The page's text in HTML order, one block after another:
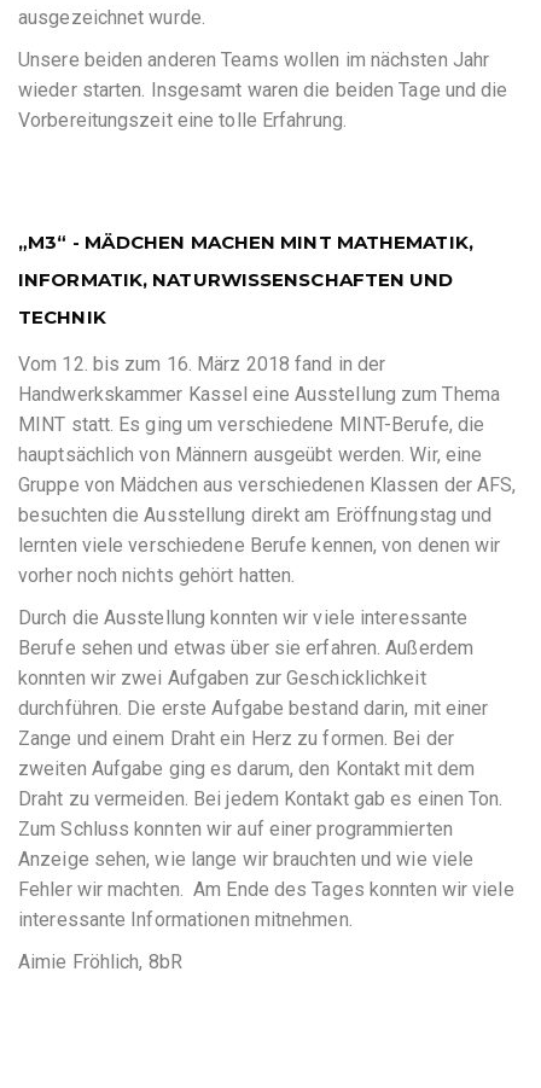
ausgezeichnet wurde.
Unsere beiden anderen Teams wollen im nächsten Jahr
wieder starten. Insgesamt waren die beiden Tage und die
Vorbereitungszeit eine tolle Erfahrung.
„M3“ - MÄDCHEN MACHEN MINT MATHEMATIK,
INFORMATIK, NATURWISSENSCHAFTEN UND
TECHNIK
Vom 12. bis zum 16. März 2018 fand in der
Handwerkskammer Kassel eine Ausstellung zum Thema
MINT statt. Es ging um verschiedene MINT-Berufe, die
hauptsächlich von Männern ausgeübt werden. Wir, eine
Gruppe von Mädchen aus verschiedenen Klassen der AFS,
besuchten die Ausstellung direkt am Eröffnungstag und
lernten viele verschiedene Berufe kennen, von denen wir
vorher noch nichts gehört hatten.
Durch die Ausstellung konnten wir viele interessante
Berufe sehen und etwas über sie erfahren. Außerdem
konnten wir zwei Aufgaben zur Geschicklichkeit
durchführen. Die erste Aufgabe bestand darin, mit einer
Zange und einem Draht ein Herz zu formen. Bei der
zweiten Aufgabe ging es darum, den Kontakt mit dem
Draht zu vermeiden. Bei jedem Kontakt gab es einen Ton.
Zum Schluss konnten wir auf einer programmierten
Anzeige sehen, wie lange wir brauchten und wie viele
Fehler wir machten. Am Ende des Tages konnten wir viele
interessante Informationen mitnehmen.
Aimie Fröhlich, 8bR